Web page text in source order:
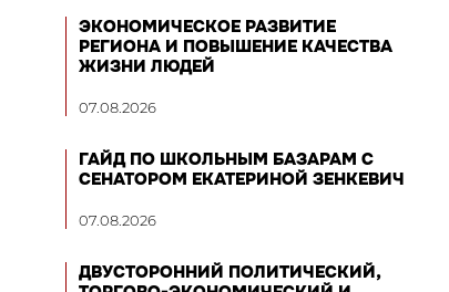
ЭКОНОМИЧЕСКОЕ РАЗВИТИЕ
РЕГИОНА И ПОВЫШЕНИЕ КАЧЕСТВА
ЖИЗНИ ЛЮДЕЙ
07.08.2026
ГАЙД ПО ШКОЛЬНЫМ БАЗАРАМ С
СЕНАТОРОМ ЕКАТЕРИНОЙ ЗЕНКЕВИЧ
07.08.2026
ДВУСТОРОННИЙ ПОЛИТИЧЕСКИЙ,